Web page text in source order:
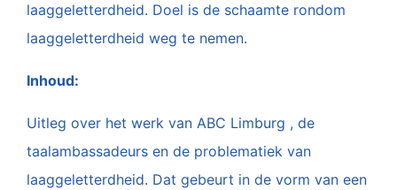
laaggeletterdheid. Doel is de schaamte rondom
laaggeletterdheid weg te nemen.
Inhoud:
Uitleg over het werk van ABC Limburg , de
taalambassadeurs en de problematiek van
laaggeletterdheid. Dat gebeurt in de vorm van een